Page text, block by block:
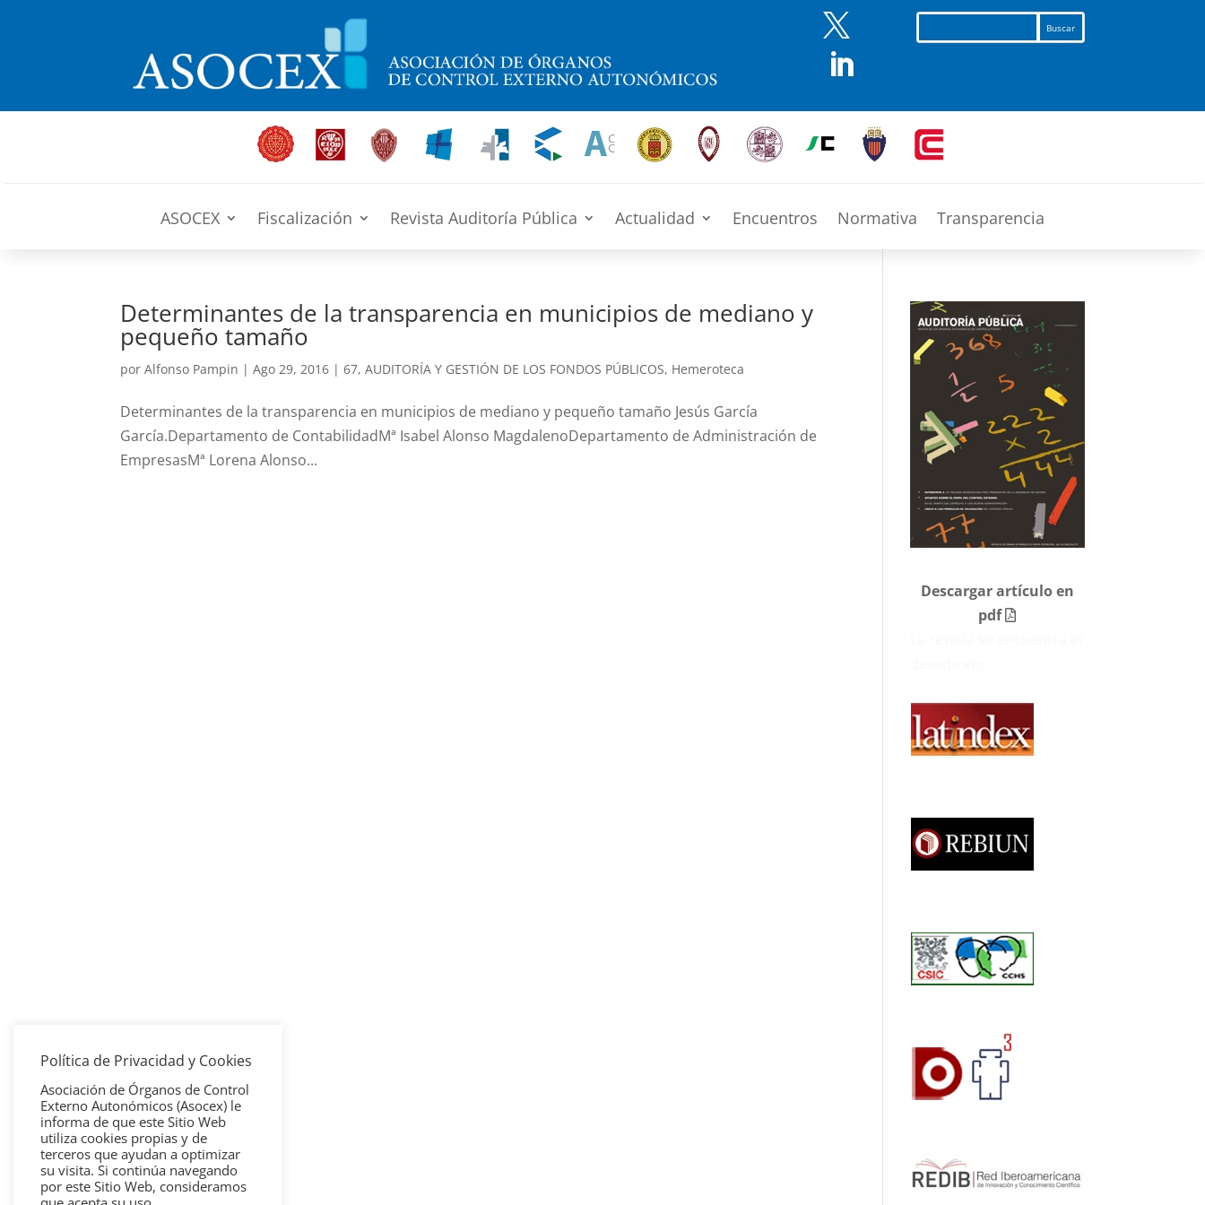


ASOCEX Fiscalización Revista Auditoría Pública Actualidad Encuentros Normativa Transparencia
Determinantes de la transparencia en municipios de mediano y
pequeño tamaño
porAlfonso Pampin |Ago 29, 2016 |67,AUDITORÍA Y GESTIÓN DE LOS FONDOS PÚBLICOS, Hemeroteca
Determinantes de la transparencia en municipios de mediano y pequeño tamaño Jesús García
García.Departamento de ContabilidadMª Isabel Alonso MagdalenoDepartamento de Administración de
EmpresasMª Lorena Alonso...
Descargar artículo en
pdf
Política de Privacidad y Cookies
Asociación de Órganos de Control
Externo Autonómicos (Asocex) le
informa de que este Sitio Web
utiliza cookies propias y de
terceros que ayudan a optimizar
su visita. Si continúa navegando
por este Sitio Web, consideramos